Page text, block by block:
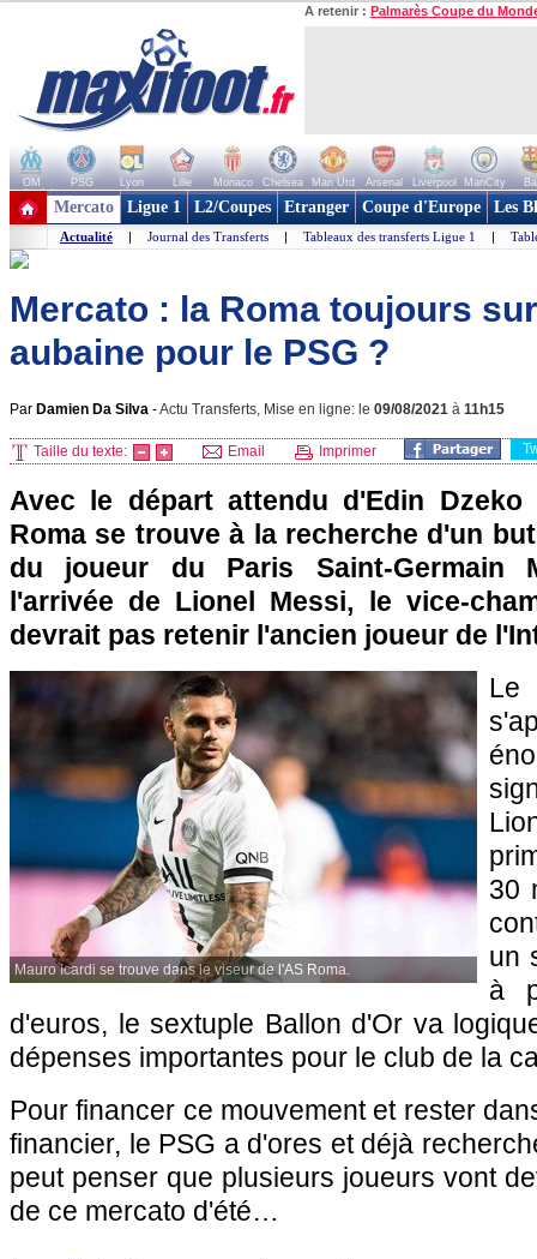
A retenir : Palmarès Coupe du
OM PSG Lyon Lille Monaco Chelsea Man Utd Arsenal Liverpool ManCity
+ de clubs
Mercato Ligue 1 L2/Coupes Etranger Coupe d'Europe Les
Actualité | Journal des Transferts | Tableaux des transferts Ligue 1 |
Mercato : la Roma toujours
aubaine pour le PSG ?
Par Damien Da Silva -Actu Transferts, Mise en ligne: le 09/08/2021 à 11h15
Taille du texte: Email Imprimer
Avec le départ attendu d'Edin
Roma se trouve à la recherche d'un
du joueur du Paris Saint-Germain
l'arrivée de Lionel Messi, le vice-
devrait pas retenir l'ancien joueur de
Mauro Icardi se trouve dans le viseur de l'AS Roma.
Le
30
un
à
d'euros, le sextuple Ballon d'Or va
dépenses importantes pour le club de la
Pour financer ce mouvement et rester
financier, le PSG a d'ores et déjà
peut penser que plusieurs joueurs vont
de ce mercato d'été…